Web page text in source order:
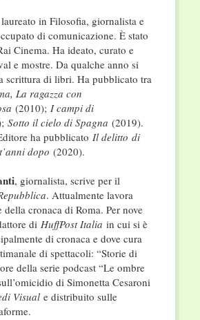
in Filosofia, giornalista e
di comunicazione. È stato
Cinema. Ha ideato, curato e
e mostre. Da qualche anno si
scrittura di libri. Ha pubblicato tra
La ragazza con
(2010); I campi di
Sotto il cielo di Spagna (2019).
ha pubblicato Il delitto di
dopo (2020).
, giornalista, scrive per il
. Attualmente lavora
della cronaca di Roma. Per nove
di HuffPost Italia in cui si è
di cronaca e dove cura
di spettacoli: “Storie di
della serie podcast “Le ombre
di Simonetta Cesaroni
Visual e distribuito sulle